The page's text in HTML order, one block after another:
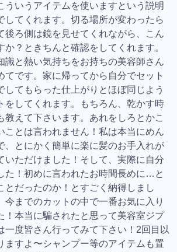
ういうアイテムを使いますという説明
してくれます。切る場所が変わったら
後ろ側は鏡を見せてくれながら、こん
か？ときちんと確認をしてくれます。
識と熱い気持ちをお持ちの美容師さん
てです。家に帰ってから自分でセット
してもらった仕上がりとほぼ同じよう
をしてくれます。もちろん、乾かす時
教えて下さいます。あれをしろとかこ
ことは言われません！私は本当にめん
、とにかく簡単に楽に髪のお手入れが
いただけました！そして、実際に自分
た！初めに言われたお時間長めに…と
とだったのか！とすごく納得しまし
今までのカットの中で一番お気に入り
！本当に騙されたと思って美容室ジプ
一度皆さん行ってみて下さい！2回目以
ますよ〜シャンプー等のアイテムも置